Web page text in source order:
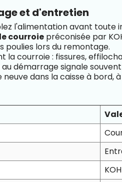
et d'entretien
l'alimentation avant
courroie préconisée par
poulies lors du remontage.
la courroie : fissures,
démarrage signale
dans la caisse à bord,